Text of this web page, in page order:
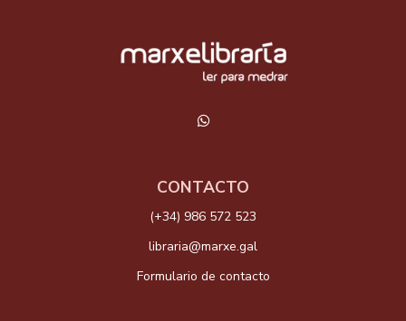
CONTACTO
(+34) 986 572 523
libraria@marxe.gal
Formulario de contacto